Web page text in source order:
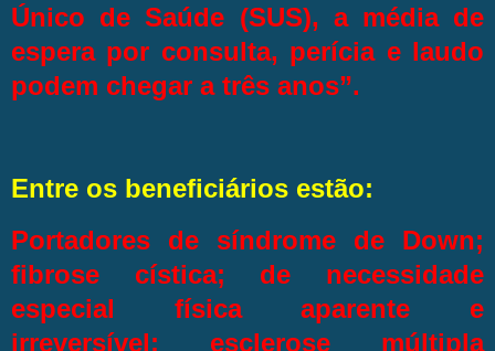
Único de Saúde (SUS), a média de
espera por consulta, perícia e laudo
podem chegar a três anos”.
Entre os beneficiários estão:
Portadores de síndrome de Down;
fibrose cística; de necessidade
especial física aparente e
irreversível; esclerose múltipla